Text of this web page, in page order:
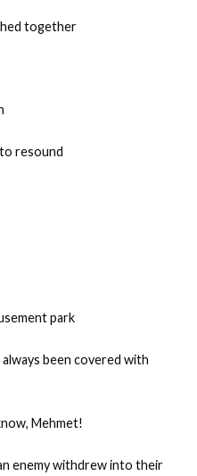
together
resound
park
been covered with
Mehmet!
enemy withdrew into their